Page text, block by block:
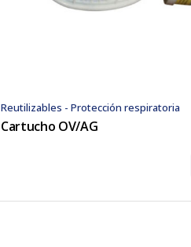
Reutilizables - Protección respiratoria
Cartucho OV/AG